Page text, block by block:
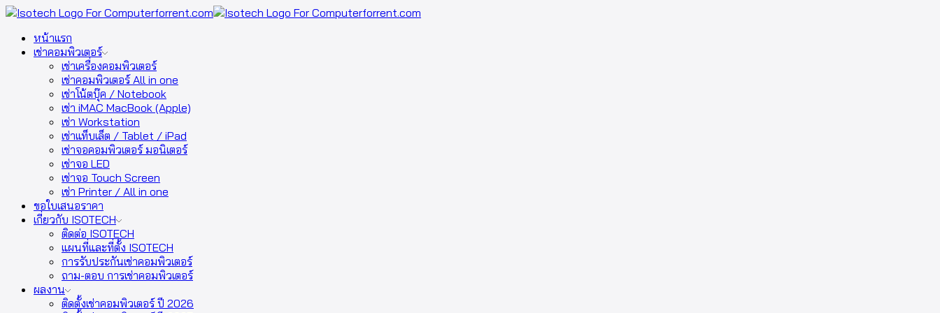
หน้าแรก
เช่าคอมพิวเตอร์
เช่าเครื่องคอมพิวเตอร์
เช่าคอมพิวเตอร์ All in one
เช่าโน้ตบุ๊ค / Notebook
เช่า iMAC MacBook (Apple)
เช่า Workstation
เช่าแท็บเล็ต / Tablet / iPad
เช่าจอคอมพิวเตอร์ มอนิเตอร์
เช่าจอ LED
เช่าจอ Touch Screen
เช่า Printer / All in one
ขอใบเสนอราคา
เกี่ยวกับ ISOTECH
ติดต่อ ISOTECH
แผนที่และที่ตั้ง ISOTECH
การรับประกันเช่าคอมพิวเตอร์
ถาม-ตอบ การเช่าคอมพิวเตอร์
ผลงาน
ติดตั้งเช่าคอมพิวเตอร์ ปี 2026